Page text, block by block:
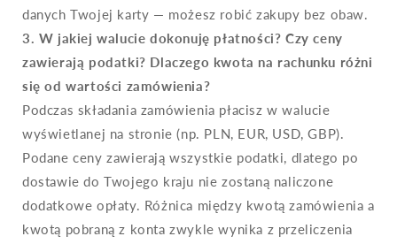
danych Twojej karty — możesz robić zakupy bez obaw.
3. W jakiej walucie dokonuję płatności? Czy ceny
zawierają podatki? Dlaczego kwota na rachunku różni
się od wartości zamówienia?
Podczas składania zamówienia płacisz w walucie
wyświetlanej na stronie (np. PLN, EUR, USD, GBP).
Podane ceny zawierają wszystkie podatki, dlatego po
dostawie do Twojego kraju nie zostaną naliczone
dodatkowe opłaty. Różnica między kwotą zamówienia a
kwotą pobraną z konta zwykle wynika z przeliczenia